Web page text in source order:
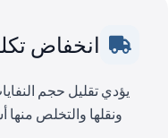
انخفاض
يؤدي تقليل حجم
ونقلها والتخلص